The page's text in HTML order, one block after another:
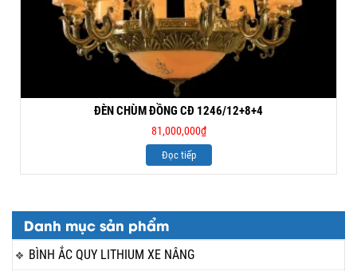
Danh mục sản phẩm
BÌNH ẮC QUY LITHIUM XE NÂNG
ĐÈN CHÙM ĐỒNG CĐ 1246/12+8+4
81,000,000₫
Đọc tiếp